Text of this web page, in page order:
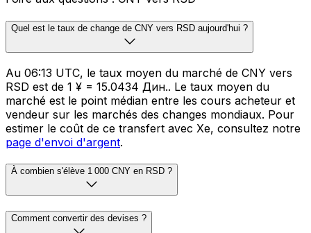
Quel est le taux de change de CNY vers RSD aujourd'hui ?
Au 06:13 UTC, le taux moyen du marché de CNY vers
RSD est de 1 ¥ = 15.0434 Дин.. Le taux moyen du
marché est le point médian entre les cours acheteur et
vendeur sur les marchés des changes mondiaux. Pour
estimer le coût de ce transfert avec Xe, consultez notre
page d'envoi d'argent.
À combien s'élève 1 000 CNY en RSD ?
Comment convertir des devises ?